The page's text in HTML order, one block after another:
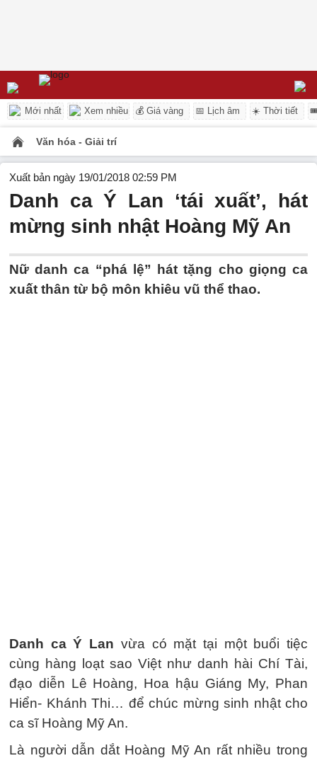
Mới nhất Xem nhiều 💰 Giá vàng 📅 Lịch âm ☀️ Thời tiết
Văn hóa - Giải trí
Xuất bản ngày 19/01/2018 02:59 PM
Danh ca Ý Lan ‘tái xuất’, hát
mừng sinh nhật Hoàng Mỹ An
Nữ danh ca “phá lệ” hát tặng cho giọng ca
xuất thân từ bộ môn khiêu vũ thể thao.
Danh ca Ý Lan vừa có mặt tại một buổi tiệc
cùng hàng loạt sao Việt như danh hài Chí Tài,
đạo diễn Lê Hoàng, Hoa hậu Giáng My, Phan
Hiển- Khánh Thi… để chúc mừng sinh nhật cho
ca sĩ Hoàng Mỹ An.
Là người dẫn dắt Hoàng Mỹ An rất nhiều trong